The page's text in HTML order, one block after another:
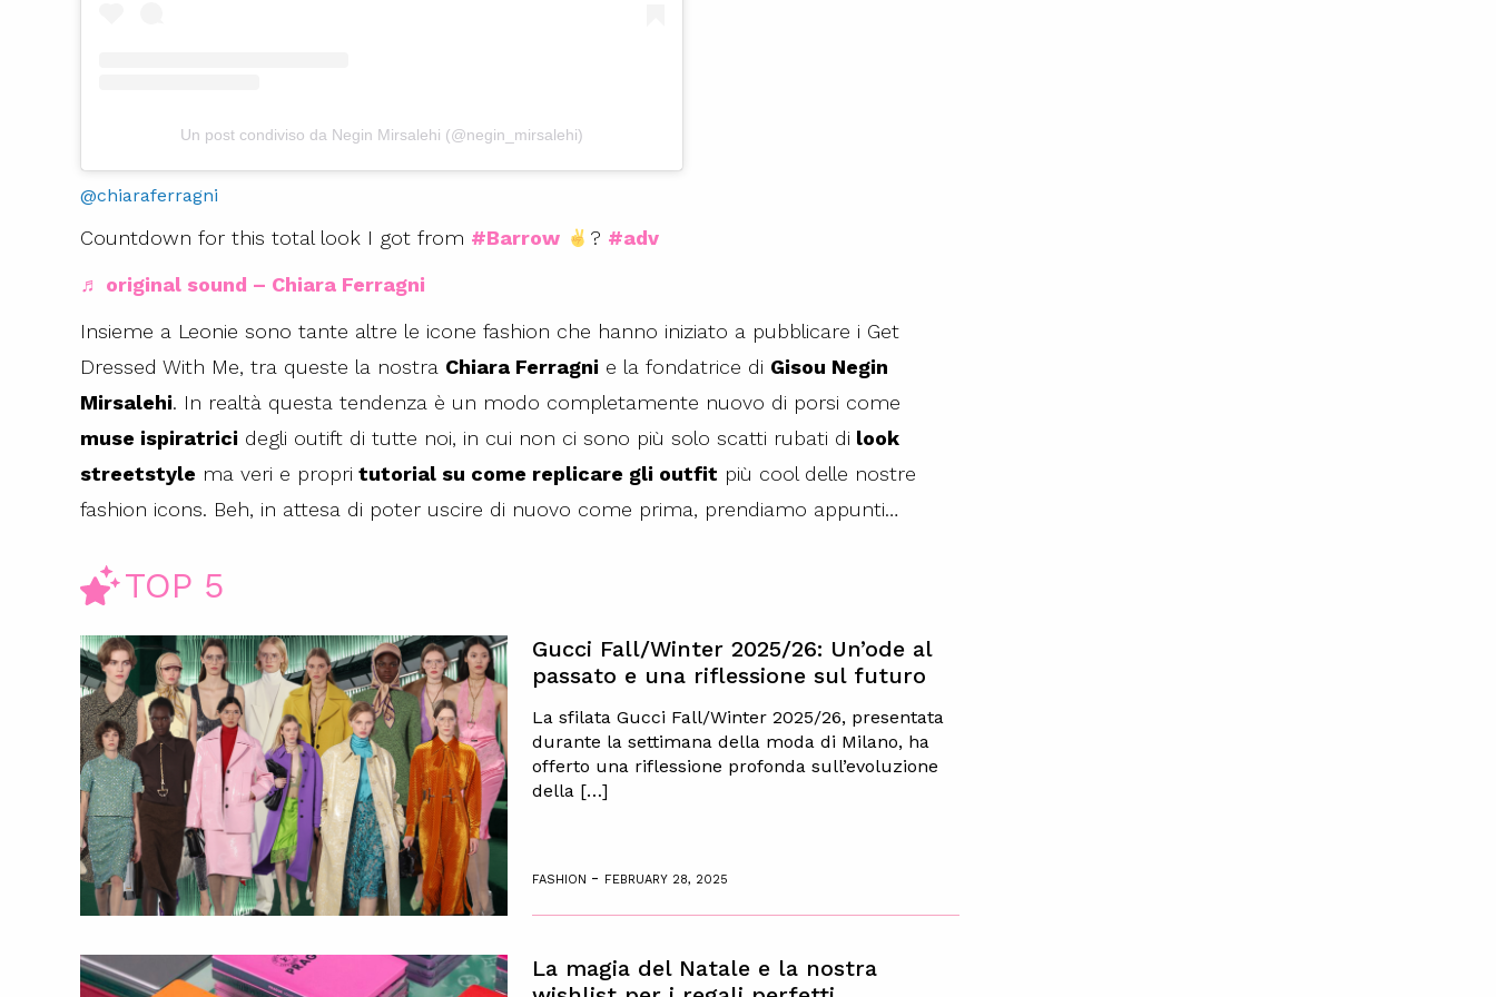
Un post condiviso da Negin Mirsalehi (@negin_mirsalehi)
@chiaraferragni
Countdown for this total look I got from #Barrow ? #adv
♬ original sound – Chiara Ferragni
Insieme a Leonie sono tante altre le icone fashion che hanno iniziato a pubblicare i Get
Dressed With Me, tra queste la nostra Chiara Ferragni e la fondatrice di Gisou Negin
Mirsalehi. In realtà questa tendenza è un modo completamente nuovo di porsi come
muse ispiratrici degli outift di tutte noi, in cui non ci sono più solo scatti rubati di look
streetstyle ma veri e propri tutorial su come replicare gli outfit più cool delle nostre
fashion icons. Beh, in attesa di poter uscire di nuovo come prima, prendiamo appunti…
TOP 5
Gucci Fall/Winter 2025/26: Un’ode al
passato e una riflessione sul futuro
La sfilata Gucci Fall/Winter 2025/26, presentata
durante la settimana della moda di Milano, ha
offerto una riflessione profonda sull’evoluzione
della […]
FASHION - FEBRUARY 28, 2025
La magia del Natale e la nostra